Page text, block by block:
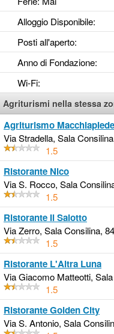
Alloggio Disponibile:
Posti all'aperto:
Anno di Fondazione:
Wi-Fi:
Agriturismi nella stessa
Agriturismo Macchiapiede
Via Stradella, Sala
1.5
Ristorante Nico
Via S. Rocco, Sala
1.5
Ristorante Il Salotto
Via Zerro, Sala Consilina,
1.5
Ristorante L'Altra Luna
Via Giacomo Matteotti,
1.5
Ristorante Golden City
Via S. Antonio, Sala